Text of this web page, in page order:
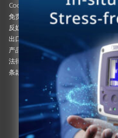
Cookies政策
免责声明
反奴隶制立法
出口管制
产品合规
法律和隐私声明
条款及细则